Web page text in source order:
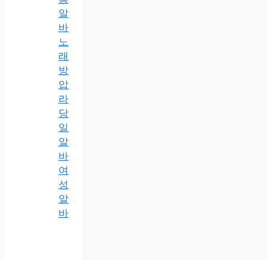
알
바
노
래
방
압
라
당
일
알
바
여
성
알
바